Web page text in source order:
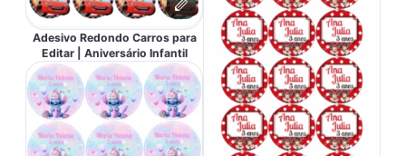
Adesivo Redondo Carros para
Editar | Aniversário Infantil